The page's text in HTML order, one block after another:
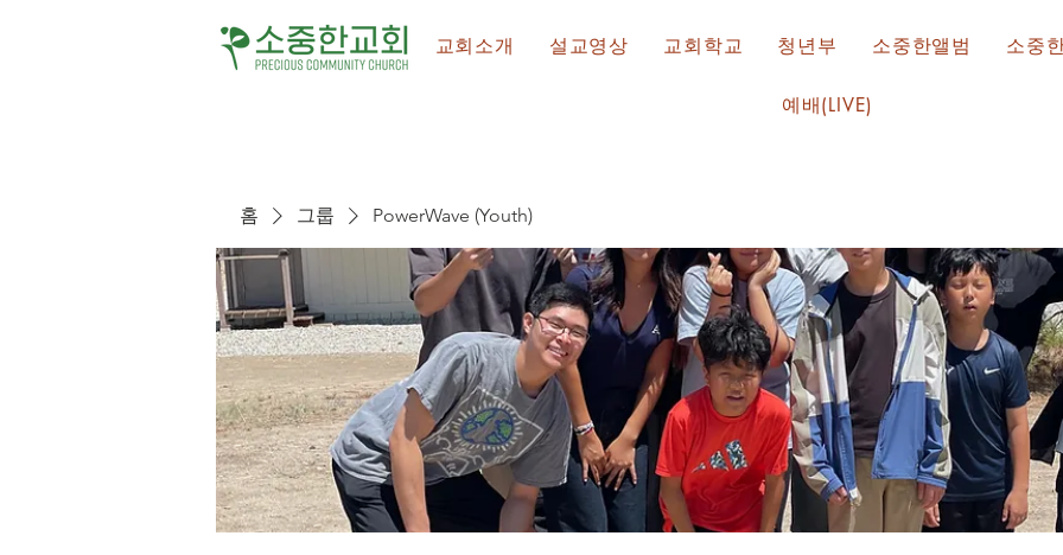
교회소개 설교영상 교회학교 청년부 소중한앨범 소중
예배(LIVE)
홈 그룹 PowerWave (Youth)